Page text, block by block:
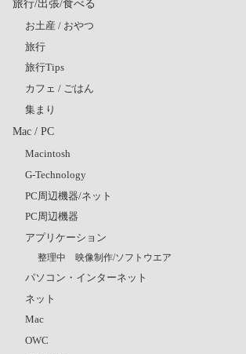
旅行/出張/食べる
お土産 / おやつ
旅行
旅行Tips
カフェ / ごはん
集まり
Mac / PC
Macintosh
G-Technology
PC周辺機器/ネット
PC周辺機器
アプリケーション
整理中 映像制作/ソフトウエア
パソコン・インターネット
ネット
Mac
OWC